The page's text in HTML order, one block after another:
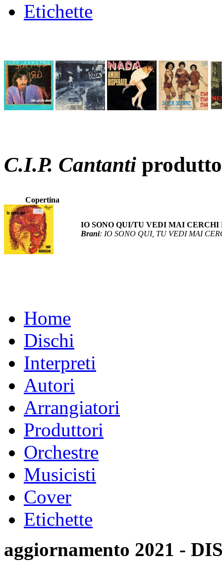
Etichette
C.I.P. Cantanti
Copertina
IO SONO QUI/TU VEDI MAI
Brani: IO SONO QUI, TU VEDI MAI
Home
Dischi
Interpreti
Autori
Arrangiatori
Produttori
Orchestre
Musicisti
Cover
Etichette
aggiornamento 2021 -